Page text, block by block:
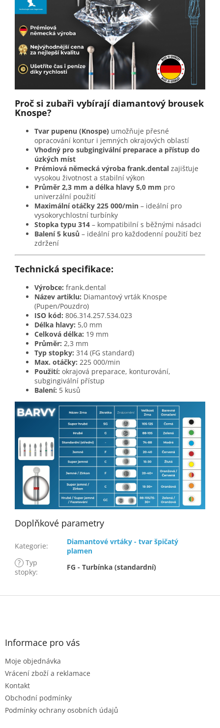
Proč si zubaři vybírají diamantový brousek
Knospe?
Tvar pupenu (Knospe) umožňuje přesné
opracování kontur i jemných okrajových oblastí
Vhodný pro subgingivální preparace a přístup do
úzkých míst
Prémiová německá výroba frank.dental zajišťuje
vysokou životnost a stabilní výkon
Průměr 2,3 mm a délka hlavy 5,0 mm pro
univerzální použití
Maximální otáčky 225 000/min – ideální pro
vysokorychlostní turbínky
Stopka typu 314 – kompatibilní s běžnými násadci
Balení 5 kusů – ideální pro každodenní použití bez
zdržení
Technická specifikace:
Výrobce: frank.dental
Název artiklu: Diamantový vrták Knospe
(Pupen/Pouzdro)
ISO kód: 806.314.257.534.023
Délka hlavy: 5,0 mm
Celková délka: 19 mm
Průměr: 2,3 mm
Typ stopky: 314 (FG standard)
Max. otáčky: 225 000/min
Použití: okrajová preparace, konturování,
subgingivální přístup
Balení: 5 kusů
Doplňkové parametry
Kategorie:
Diamantové vrtáky - tvar špičatý
plamen
? Typ
stopky:
FG - Turbínka (standardní)
Z
Informace pro vás
Moje objednávka
Vrácení zboží a reklamace
Kontakt
Obchodní podmínky
Podmínky ochrany osobních údajů